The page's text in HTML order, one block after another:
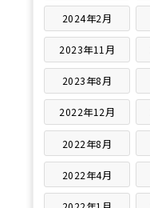
2024年2月
2023年11月
2023年8月
2022年12月
2022年8月
2022年4月